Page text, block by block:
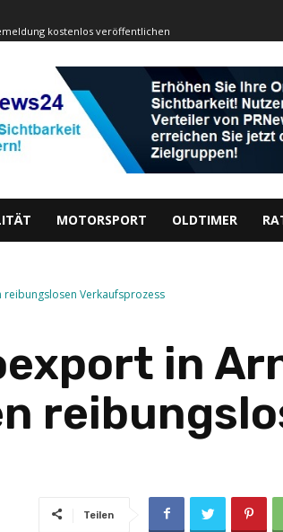
kostenlos veröffentlichen
MOTORSPORT OLDTIMER
Verkaufsprozess
in
Teilen